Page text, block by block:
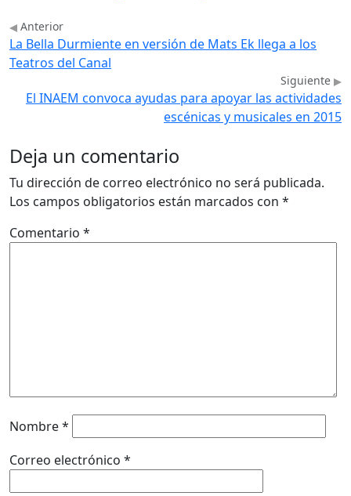
Anterior
La Bella Durmiente en versión de Mats Ek llega a los
Teatros del Canal
Siguiente
El INAEM convoca ayudas para apoyar las actividades
escénicas y musicales en 2015
Deja un comentario
Tu dirección de correo electrónico no será publicada.
Los campos obligatorios están marcados con *
Comentario *
Nombre*
Correo electrónico *